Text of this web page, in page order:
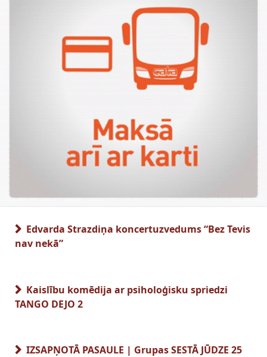
Edvarda Strazdiņa koncertuzvedums “Bez Tevis
nav nekā”
Kaislību komēdija ar psiholoģisku spriedzi
TANGO DEJO 2
IZSAPŅOTĀ PASAULE | Grupas SESTĀ JŪDZE 25